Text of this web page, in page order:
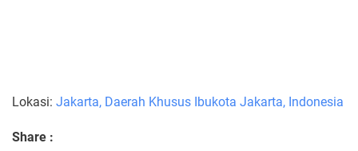
Lokasi: Jakarta, Daerah Khusus Ibukota Jakarta, Indonesia
Share :